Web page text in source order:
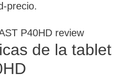
precio.
de la tablet